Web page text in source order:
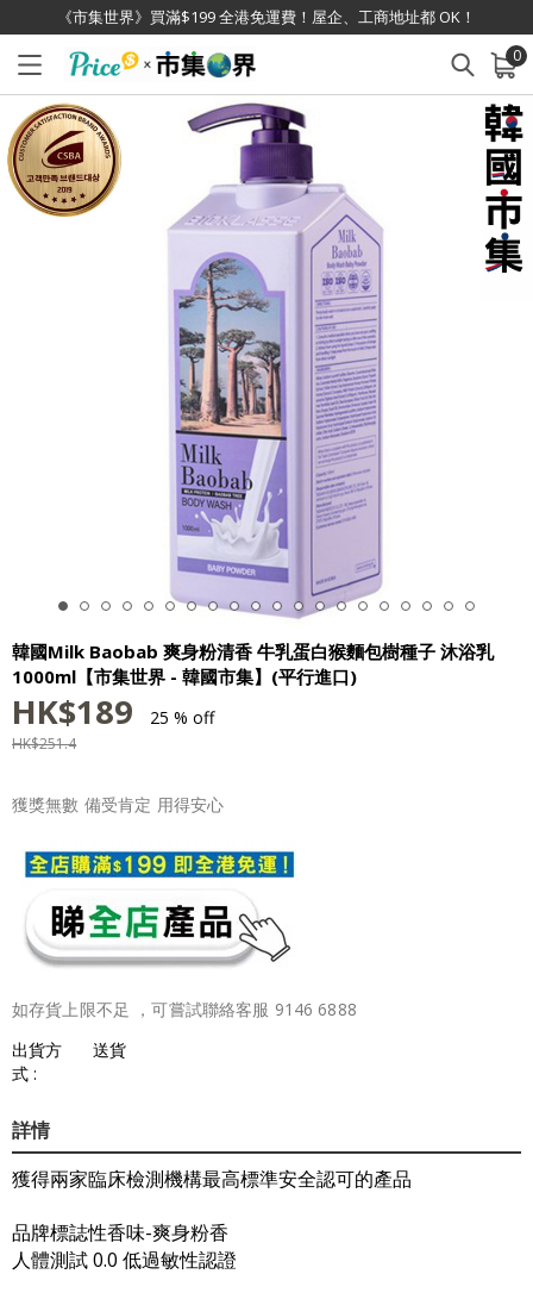
《市集世界》買滿$199 全港免運費！屋企、工商地址都 OK！
0
已加入購物車 查看
韓國Milk Baobab 爽身粉清香 牛乳蛋白猴麵包樹種子 沐浴乳
1000ml【市集世界 - 韓國市集】(平行進口)
HK$189 25 % off
HK$251.4
獲獎無數 備受肯定 用得安心
如存貨上限不足 ，可嘗試聯絡客服 9146 6888
出貨方
式 :
送貨
詳情
獲得兩家臨床檢測機構最高標準安全認可的產品
品牌標誌性香味-爽身粉香
人體測試 0.0 低過敏性認證